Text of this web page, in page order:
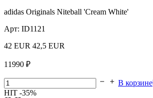
adidas Originals Niteball 'Cream White'
Арт: ID1121
42 EUR 42,5 EUR
11990 ₽
В корзине
HIT -35%